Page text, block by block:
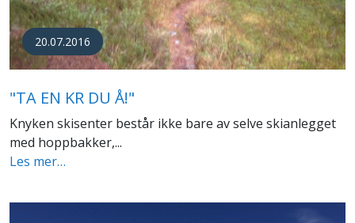
20.07.2016
"TA EN KR DU Å!"
Knyken skisenter består ikke bare av selve skianlegget
med hoppbakker,...
Les mer…